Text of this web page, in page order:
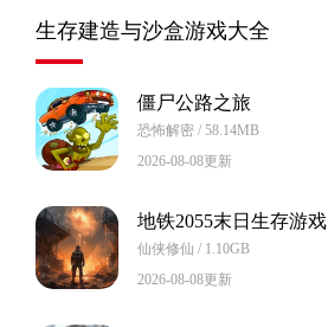
生存建造与沙盒游戏大全
僵尸公路之旅
恐怖解密 / 58.14MB
2026-08-08更新
地铁2055末日生存游戏
仙侠修仙 / 1.10GB
2026-08-08更新